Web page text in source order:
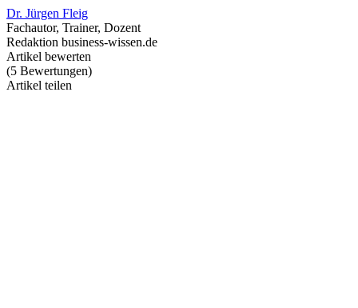
Dr. Jürgen Fleig
Fachautor, Trainer, Dozent
Redaktion business-wissen.de
Artikel bewerten
(5 Bewertungen)
Artikel teilen